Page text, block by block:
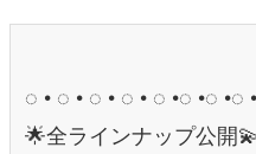
◌ • ◌ • ◌ • ◌ • ◌ •◌ •◌ •◌ •
🌟全ラインナップ公開💫